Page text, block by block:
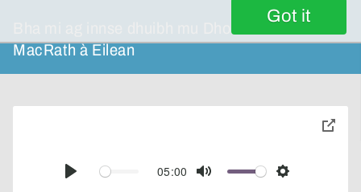
Got it
Bha mi ag innse dhuibh mu Dhonnchadh
MacRath à Eilean
Play
05:00
Mute Settings
toggle